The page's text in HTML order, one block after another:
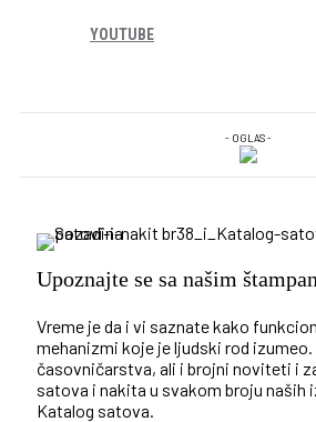
YOUTUBE
- OGLAS -
Upoznajte se sa našim
Vreme je da i vi saznate kako
mehanizmi koje je ljudski rod
časovničarstva, ali i brojni noviteti i
satova i nakita u svakom broju naših
Katalog satova.